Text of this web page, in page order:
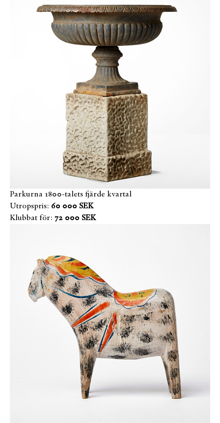
Parkurna 1800-talets fjärde kvartal
Utropspris: 60 000 SEK
Klubbat för: 72 000 SEK